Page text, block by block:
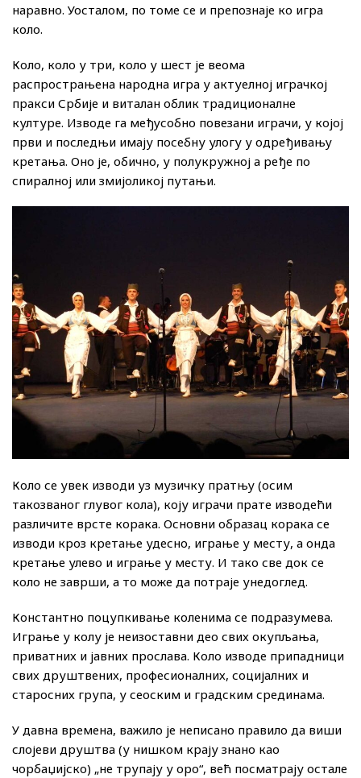
наравно. Уосталом, по томе се и препознаје ко игра
коло.
Коло, коло у три, коло у шест је веома
распрострањена народна игра у актуелној играчкој
пракси Србије и виталан облик традиционалне
културе. Изводе га међусобно повезани играчи, у којој
први и последњи имају посебну улогу у одређивању
кретања. Оно је, обично, у полукружној а ређе по
спиралној или змијоликој путањи.
Коло се увек изводи уз музичку пратњу (осим
такозваног глувог кола), коју играчи прате изводећи
различите врсте корака. Основни образац корака се
изводи кроз кретање удесно, играње у месту, а онда
кретање улево и играње у месту. И тако све док се
коло не заврши, а то може да потраје унедоглед.
Константно поцупкивање коленима се подразумева.
Играње у колу је неизоставни део свих окупљања,
приватних и јавних прослава. Коло изводе припадници
свих друштвених, професионалних, социјалних и
старосних група, у сеоским и градским срединама.
У давна времена, важило је неписано правило да виши
слојеви друштва (у нишком крају знано као
чорбаџијско) „не трупају у оро“, већ посматрају остале